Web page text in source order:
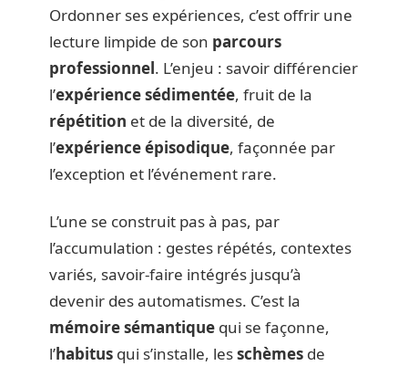
Ordonner ses expériences, c’est offrir une
lecture limpide de son parcours
professionnel. L’enjeu : savoir différencier
l’expérience sédimentée, fruit de la
répétition et de la diversité, de
l’expérience épisodique, façonnée par
l’exception et l’événement rare.
L’une se construit pas à pas, par
l’accumulation : gestes répétés, contextes
variés, savoir-faire intégrés jusqu’à
devenir des automatismes. C’est la
mémoire sémantique qui se façonne,
l’habitus qui s’installe, lesschèmes de